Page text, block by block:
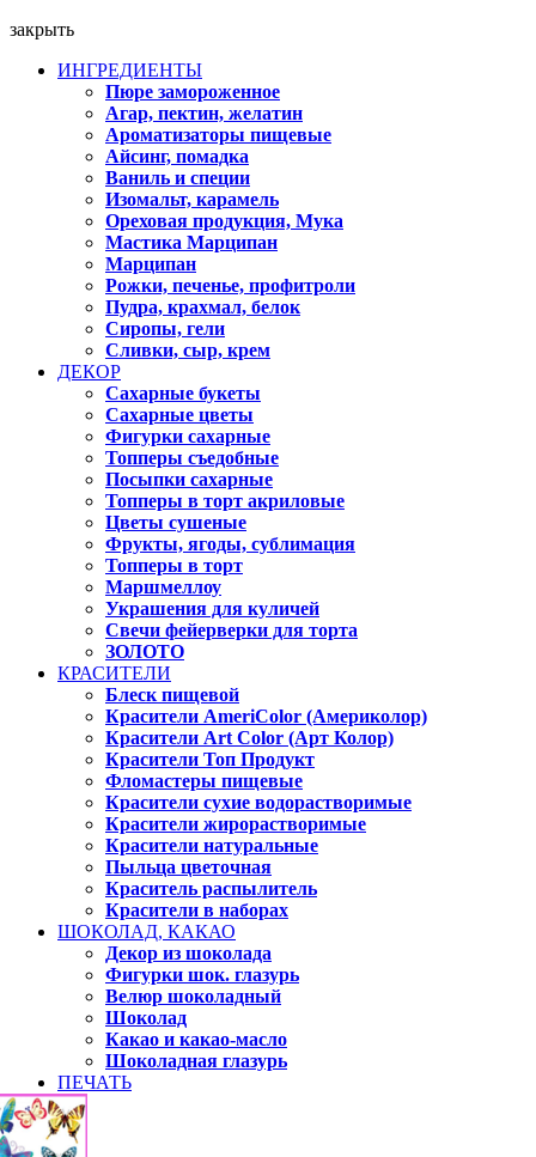
закрыть
ИНГРЕДИЕНТЫ
Пюре замороженное
Агар, пектин, желатин
Ароматизаторы пищевые
Айсинг, помадка
Ваниль и специи
Изомальт, карамель
Ореховая продукция, Мука
Мастика Марципан
Марципан
Рожки, печенье, профитроли
Пудра, крахмал, белок
Сиропы, гели
Сливки, сыр, крем
ДЕКОР
Сахарные букеты
Сахарные цветы
Фигурки сахарные
Топперы съедобные
Посыпки сахарные
Топперы в торт акриловые
Цветы сушеные
Фрукты, ягоды, сублимация
Топперы в торт
Маршмеллоу
Украшения для куличей
Свечи фейерверки для торта
ЗОЛОТО
КРАСИТЕЛИ
Блеск пищевой
Красители AmeriColor (Америколор)
Красители Art Color (Арт Колор)
Красители Топ Продукт
Фломастеры пищевые
Красители сухие водорастворимые
Красители жирорастворимые
Красители натуральные
Пыльца цветочная
Краситель распылитель
Красители в наборах
ШОКОЛАД, КАКАО
Декор из шоколада
Фигурки шок. глазурь
Велюр шоколадный
Шоколад
Какао и какао-масло
Шоколадная глазурь
ПЕЧАТЬ